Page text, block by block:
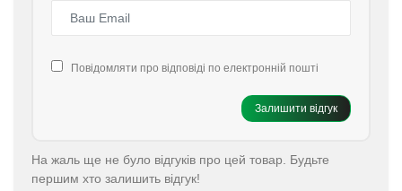
Повідомляти про відповіді по електронній пошті
Залишити відгук
На жаль ще не було відгуків про цей товар. Будьте
першим хто залишить відгук!